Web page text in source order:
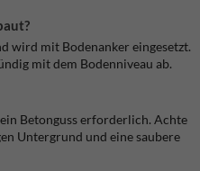
wird mit Bodenanker eingesetzt.
mit dem Bodenniveau ab.
Betonguss erforderlich. Achte
Untergrund und eine saubere